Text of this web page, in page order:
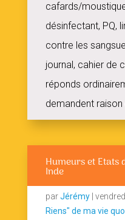
cafards/
désinfectant, PQ,
contre les
journal, cahier de
réponds
demandent
Humeurs et Etats
Inde
parJérémy|
Riens" de ma vie